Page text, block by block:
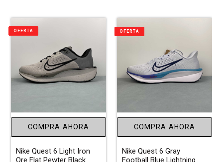
COMPRA AHORA
Nike Quest 6 Light Iron
Ore Flat Pewter Black
OFERTA
COMPRA AHORA
Nike Quest 6 Gray
Football Blue Lightning
OFERTA